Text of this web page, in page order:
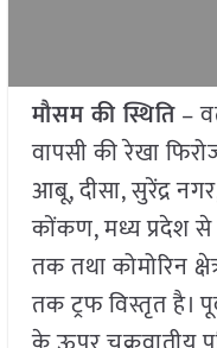
मौसम की स्थिति–
वापसी की रेखा
आबू, दीसा, सुरेंद्र
कोंकण, मध्य प्रदेश से
तक तथा कोमोरिन
तक ट्रफ विस्तृत है।